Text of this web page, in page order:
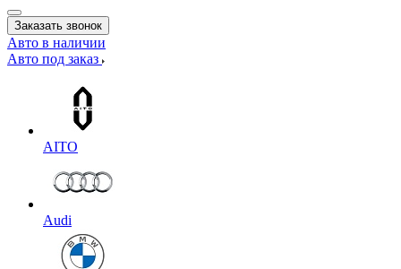
Заказать звонок
Авто в наличии
Авто под заказ
AITO
Audi